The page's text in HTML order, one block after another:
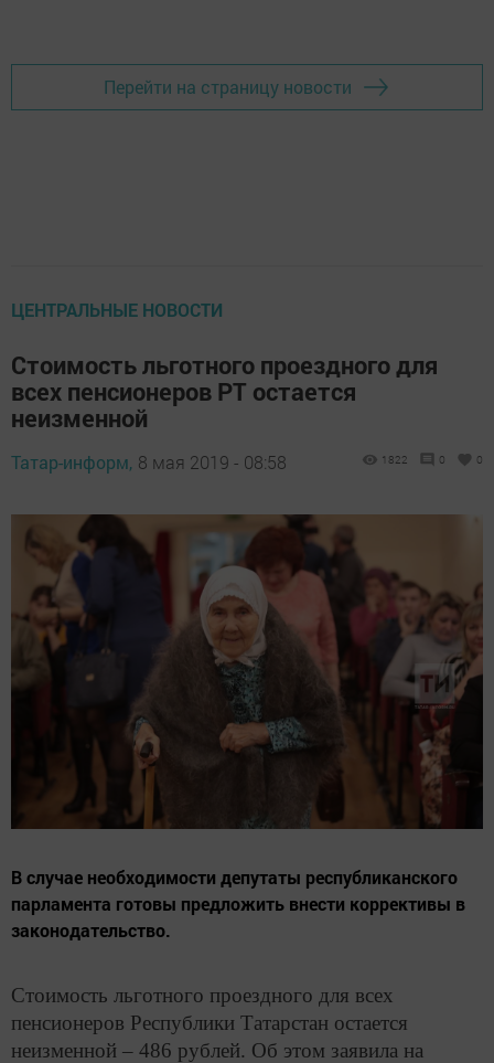
Перейти на страницу новости
ЦЕНТРАЛЬНЫЕ НОВОСТИ
Cтоимость льготного проездного для
всех пенсионеров РТ остается
неизменной
Татар-информ, 8 мая 2019 - 08:58 1822 0 0
В случае необходимости депутаты республиканского
парламента готовы предложить внести коррективы в
законодательство.
Cтоимость льготного проездного для всех
пенсионеров Республики Татарстан остается
неизменной – 486 рублей. Об этом заявила на